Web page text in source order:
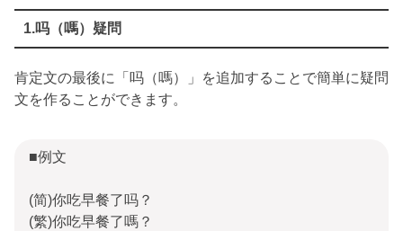
1.吗（嗎）疑問
肯定文の最後に「吗（嗎）」を追加することで簡単に疑問
文を作ることができます。
■例文
(简)你吃早餐了吗？
(繁)你吃早餐了嗎？